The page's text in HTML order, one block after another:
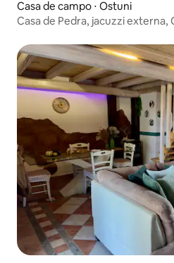
Casa de campo ⋅ Ostuni
Casa de Pedra, jacuzzi